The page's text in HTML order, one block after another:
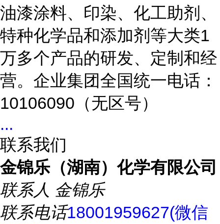
油漆涂料、印染、化工助剂、
特种化学品和添加剂等大类1
万多个产品的研发、定制和经
营。企业集团全国统一电话：
10106090（无区号）
...
联系我们
金锦乐（湖南）化学有限公司
联系人 金锦乐
联系电话18001959627(微信